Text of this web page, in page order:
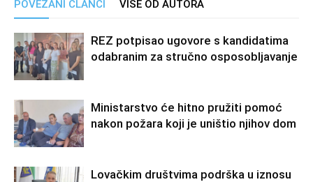
POVEZANI ČLANCI VIŠE OD AUTORA
REZ potpisao ugovore s kandidatima
odabranim za stručno osposobljavanje
Ministarstvo će hitno pružiti pomoć
nakon požara koji je uništio njihov dom
Lovačkim društvima podrška u iznosu